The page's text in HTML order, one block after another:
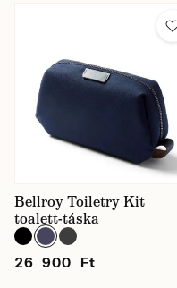
Bellroy Toiletry Kit
toalett-táska
26 900 Ft